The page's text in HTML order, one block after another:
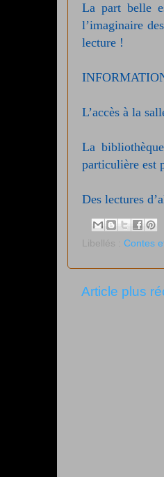
La part belle
l’imaginaire
lecture !
L’accès à la
La
particulière est
Des lectures
Libellés : Contes
Article plus